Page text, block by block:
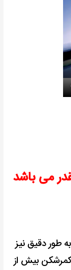
می باشد
طور دقیق نیز
کمرشکن بیش از